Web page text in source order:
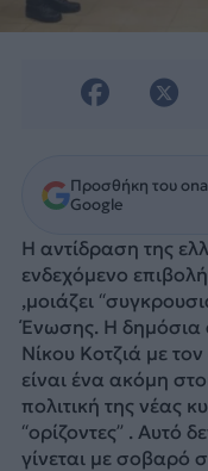
Προσθήκη του
Google
Η αντίδραση της
ενδεχόμενο
,μοιάζει
Ένωσης. Η δημόσια
Νίκου Κοτζιά με
είναι ένα ακόμη
πολιτική της νέας
“ορίζοντες” . Αυτό
γίνεται με σοβαρό